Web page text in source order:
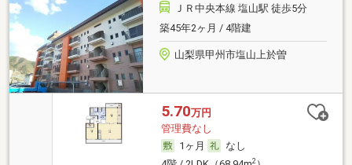
ＪＲ中央本線 塩山駅 徒歩5分
築45年2ヶ月 / 4階建
山梨県甲州市塩山上於曽
5.70万円
管理費なし
1ヶ月
なし
2